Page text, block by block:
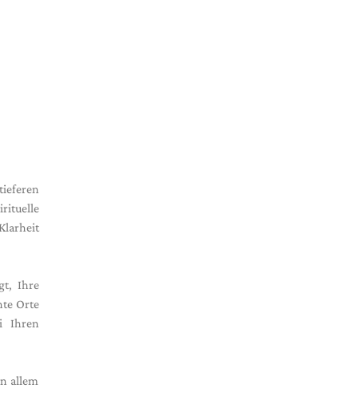
Ihre
Orte
Ihren
allem